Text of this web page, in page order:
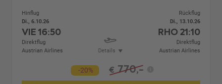
Hinflug
Di., 6.10.26
VIE16:50
Direktflug
Austrian Airlines
Details
Rückflug
Di., 13.10.26
RHO 21:10
Direktflug
Austrian Airlines
-20% € 770,-